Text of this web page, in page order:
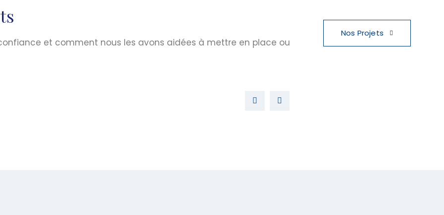
et comment nous les avons aidées à mettre en place ou
Nos Projets